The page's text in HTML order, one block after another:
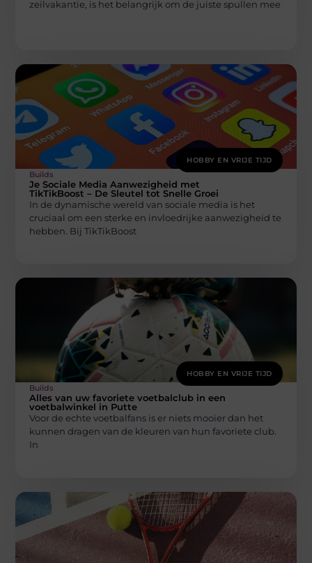
zeilvakantie, is het belangrijk om de juiste spullen mee
HOBBY EN VRIJE TIJD
Builds
Je Sociale Media Aanwezigheid met
TikTikBoost – De Sleutel tot Snelle Groei
In de dynamische wereld van sociale media is het
cruciaal om een sterke en invloedrijke aanwezigheid te
hebben. Bij TikTikBoost
HOBBY EN VRIJE TIJD
Builds
Alles van uw favoriete voetbalclub in een
voetbalwinkel in Putte
Voor de echte voetbalfans is er niets mooier dan het
kunnen dragen van de kleuren van hun favoriete club.
In